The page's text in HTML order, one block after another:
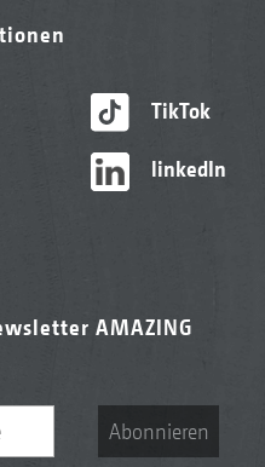
TikTok
linkedIn
AMAZING
Abonnieren